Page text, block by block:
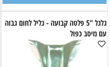
גלגל "5 פלטה קבועה - גליל לחום גבוה
עם מיסב כפול